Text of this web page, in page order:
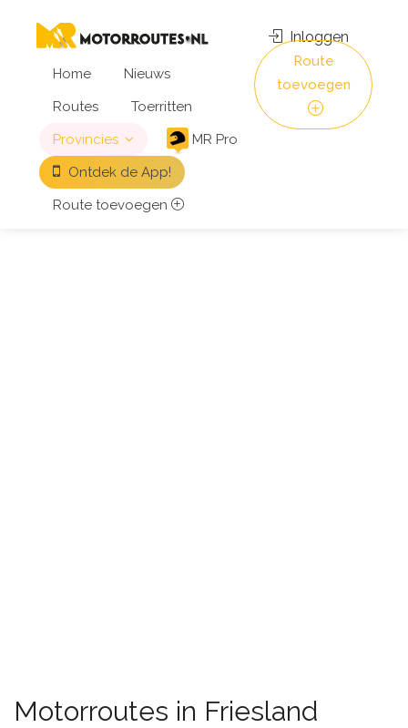
Home
Nieuws
Routes
Toerritten
Provincies
MR Pro
Ontdek de App!
Route toevoegen
Inloggen
Route
toevoegen
Motorroutes in Friesland